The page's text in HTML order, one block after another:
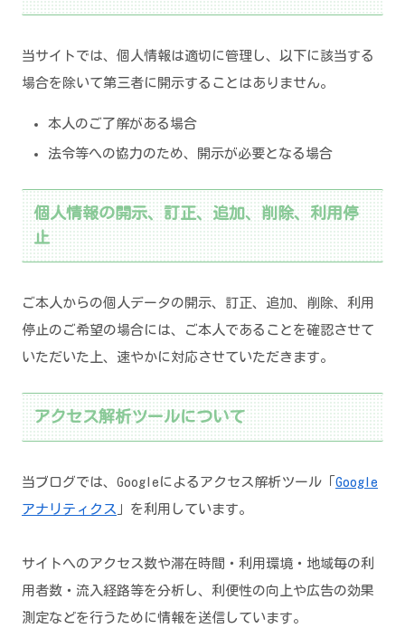
当サイトでは、個人情報は適切に管理し、以下に該当する
場合を除いて第三者に開示することはありません。
本人のご了解がある場合
法令等への協力のため、開示が必要となる場合
個人情報の開示、訂正、追加、削除、利用停
止
ご本人からの個人データの開示、訂正、追加、削除、利用
停止のご希望の場合には、ご本人であることを確認させて
いただいた上、速やかに対応させていただきます。
アクセス解析ツールについて
当ブログでは、Googleによるアクセス解析ツール「 Google
アナリティクス 」を利用しています。
サイトへのアクセス数や滞在時間・利用環境・地域毎の利
用者数・流入経路等を分析し、利便性の向上や広告の効果
測定などを行うために情報を送信しています。